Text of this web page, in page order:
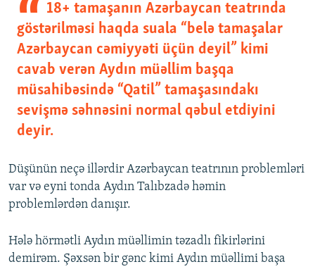
18+ tamaşanın Azərbaycan teatrında
göstərilməsi haqda suala “belə tamaşalar
Azərbaycan cəmiyyəti üçün deyil” kimi
cavab verən Aydın müəllim başqa
müsahibəsində “Qatil” tamaşasındakı
sevişmə səhnəsini normal qəbul etdiyini
deyir.
Düşünün neçə illərdir Azərbaycan teatrının problemləri
var və eyni tonda Aydın Talıbzadə həmin
problemlərdən danışır.
Hələ hörmətli Aydın müəllimin təzadlı fikirlərini
demirəm. Şəxsən bir gənc kimi Aydın müəllimi başa